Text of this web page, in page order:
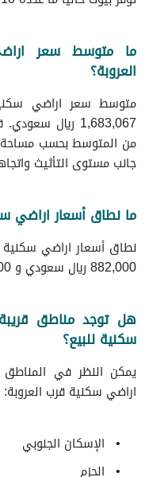
ما متوسط سعر
العروبة؟
متوسط سعر اراضي
1,683,067 ريال
من المتوسط بحسب مساحة
جانب مستوى التأثيث
ما نطاق أسعار اراضي
نطاق أسعار اراضي سكنية
882,000 ريال سعودي و 2,860,000 ريال سعودي.
هل توجد مناطق
سكنية للبيع؟
يمكن النظر في
اراضي سكنية قرب العروبة:
الإسكان الجنوبي
الحزم